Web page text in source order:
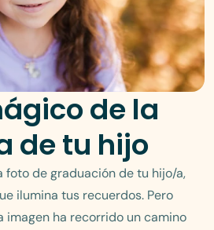
de la
de tu hijo
foto de graduación de tu hijo/a,
ilumina tus recuerdos. Pero
imagen ha recorrido un camino